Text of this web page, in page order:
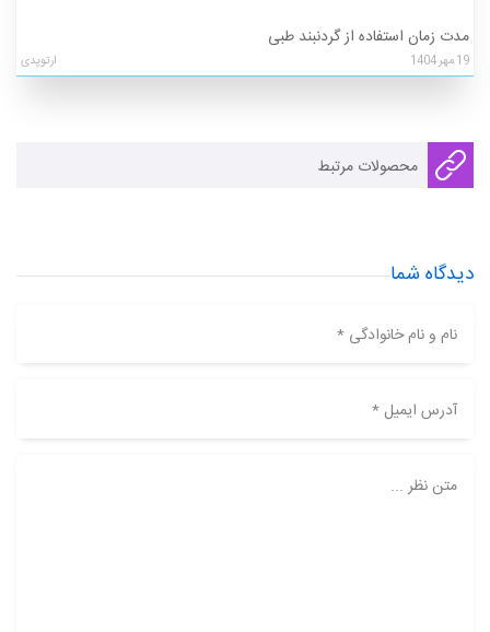
مدت زمان استفاده از گردنبند طبی
19مهر1404 ارتوپدی
محصولات مرتبط
دیدگاه شما
نام و نام خانوادگی *
آدرس ایمیل *
متن نظر ...